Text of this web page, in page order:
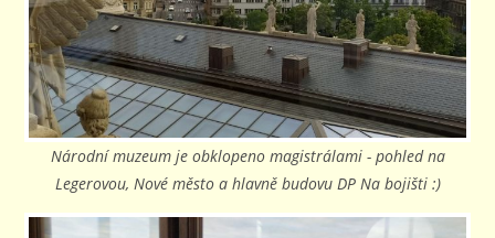
Národní muzeum je obklopeno magistrálami - pohled na
Legerovou, Nové město a hlavně budovu DP Na bojišti :)